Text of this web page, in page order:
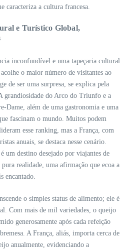
caracteriza a cultura francesa.
e Turístico Global,
inconfundível e uma tapeçaria cultural
o maior número de visitantes ao
de ser uma surpresa, se explica pela
grandiosidade do Arco do Triunfo e a
Dame, além de uma gastronomia e uma
fascinam o mundo. Muitos podem
esse ranking, mas a França, com
anuais, se destaca nesse cenário.
um destino desejado por viajantes de
realidade, uma afirmação que ecoa a
encantado.
o simples status de alimento; ele é
Com mais de mil variedades, o queijo
generosamente após cada refeição
A França, aliás, importa cerca de
anualmente, evidenciando a